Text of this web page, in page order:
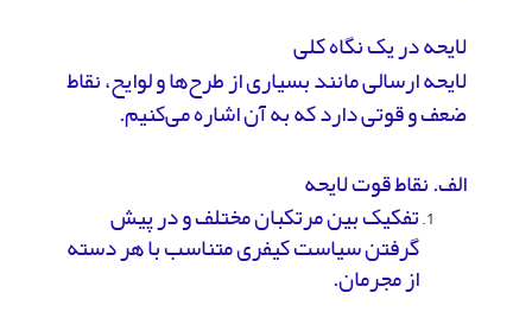
لایحه در یک نگاه کلی
لایحه ارسالی مانند بسیاری از طرح‌ها و لوایح، نقاط
ضعف و قوتی دارد که به آن اشاره می‌کنیم.
الف. نقاط قوت لایحه
تفکیک بین مرتکبان مختلف و در پیش
گرفتن سیاست کیفری متناسب با هر دسته
از مجرمان.